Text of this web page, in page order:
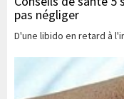
pas négliger
D'une libido en retard à